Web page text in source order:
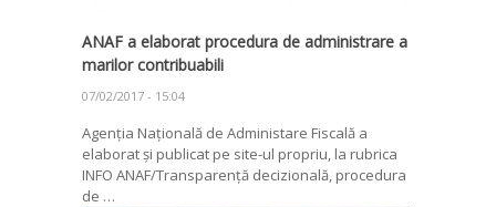
ANAF a elaborat procedura de administrare a
marilor contribuabili
07/02/2017 - 15:04
Agenția Națională de Administare Fiscală a
elaborat și publicat pe site-ul propriu, la rubrica
INFO ANAF/Transparență decizională, procedura
de …